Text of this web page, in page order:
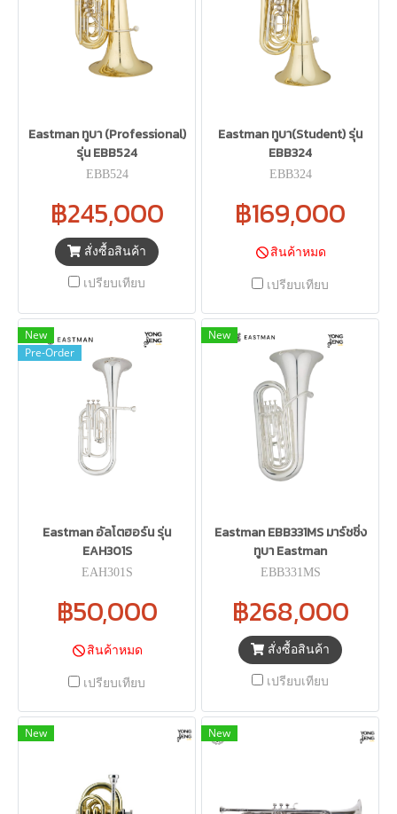
Eastman ทูบา (Professional)
รุ่น EBB524
EBB524
฿245,000
สั่งซื้อสินค้า
เปรียบเทียบ
Eastman ทูบา(Student) รุ่น
EBB324
EBB324
฿169,000
สินค้าหมด
เปรียบเทียบ
New
Pre-Order
Eastman อัลโตฮอร์น รุ่น
EAH301S
EAH301S
฿50,000
สินค้าหมด
เปรียบเทียบ
New
Eastman EBB331MS มาร์ชชิ่ง
ทูบา Eastman
EBB331MS
฿268,000
สั่งซื้อสินค้า
เปรียบเทียบ
New New